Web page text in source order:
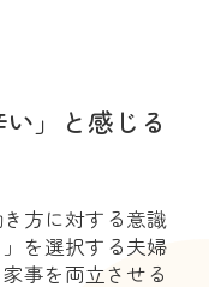
」と感じる
方に対する意識
を選択する夫婦
事を両立させる